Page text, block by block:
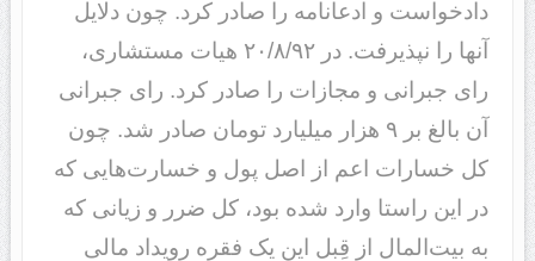
دادخواست و ادعانامه را صادر کرد. چون دلایل
آنها را نپذیرفت. در ٢٠/٨/٩٢ هیات مستشاری،
رای جبرانی و مجازات را صادر کرد. رای جبرانی
آن بالغ بر ٩ هزار میلیارد تومان صادر شد. چون
کل خسارات اعم از اصل پول و خسارت‌هایی که
در این راستا وارد شده بود، کل ضرر و زیانی که
به بیت‌المال از قِبل این یک فقره رویداد مالی